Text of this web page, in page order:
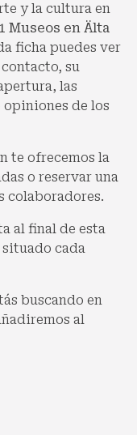
y la cultura en
1 Museos en Älta
ficha puedes ver
su
las
de los
te ofrecemos la
o reservar una
colaboradores.
al final de esta
cada
buscando en
al